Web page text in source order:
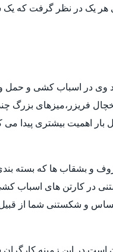
هر یک در نظر گرفت که
وی در اسباب کشی و حمل
فریزر،میزهای بزرگ
اهمیت بیشتری پیدا
و بشقاب ها که بسته
کارتن های اسباب کشی
حساس و شکستنی شما از